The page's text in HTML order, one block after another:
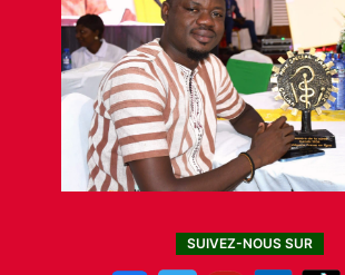
SUIVEZ-NOUS SUR